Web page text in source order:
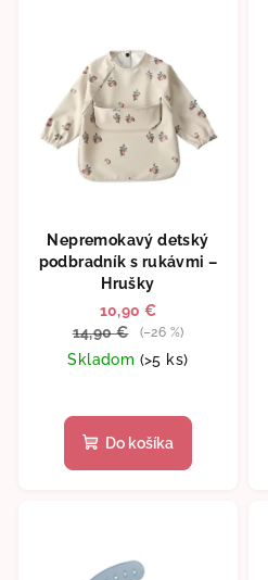
Nepremokavý detský
podbradník s rukávmi –
Hrušky
10,90 €
14,90 €
(–26 %)
Skladom (>5 ks)
Do košíka